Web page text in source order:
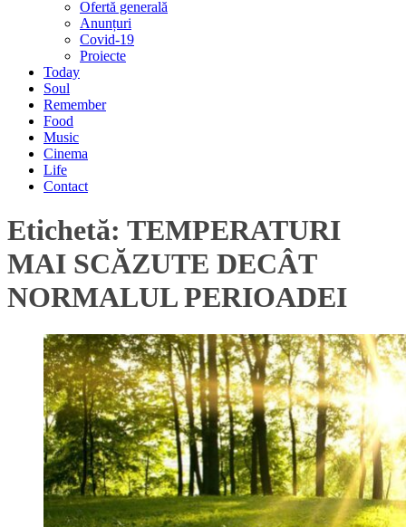
Ofertă generală
Anunțuri
Covid-19
Proiecte
Today
Soul
Remember
Food
Music
Cinema
Life
Contact
Etichetă: TEMPERATURI
MAI SCĂZUTE DECÂT
NORMALUL PERIOADEI